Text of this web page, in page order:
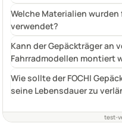
Welche Materialien wurden
verwendet?
Kann der Gepäckträger an
Fahrradmodellen montiert
Wie sollte der FOCHI
seine Lebensdauer zu
test-